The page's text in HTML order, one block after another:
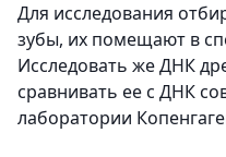
Для исследования
зубы, их помещают в
Исследовать же ДНК
сравнивать ее с ДНК
лаборатории